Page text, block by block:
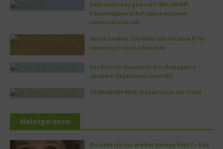
Zellschutz neu gedacht: Wie OM24®
körpereigene Schutzmechanismen
unterstützen soll
Sonne tanken: Die Rolle von Vitamin D für
Immunsystem und Knochen
Der Protein-Baustein: Was Kollagen in
unserem Organismus bewirkt
DERMADROP MED: Nadelfrei in die Tiefe
Meistgelesen
Wo habe ich nur wieder meinen Kopf? – Das